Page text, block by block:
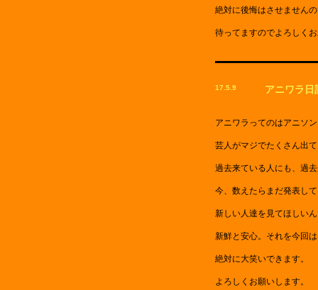
絶対に後悔はさせません
待ってますのでよろしく
17.5.9 アニワラ日
アニワラってのはアニソ
芸人がマジでたくさん出
過去来ている人にも、過
今、数えたらまだ発表し
新しい人達を見てほしい
新鮮と安心。それを今回
絶対に大笑いできます。
よろしくお願いします。